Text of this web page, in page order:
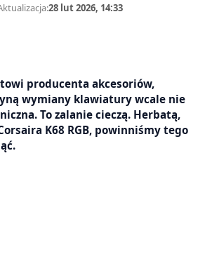
28 lut 2026, 14:33
producenta akcesoriów,
wymiany klawiatury wcale nie
To zalanie cieczą. Herbatą,
K68 RGB, powinniśmy tego